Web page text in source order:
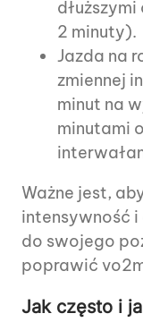
2 minuty).
Jazda na
zmiennej
minut na
minutami
Ważne jest,
intensywność
do swojego
poprawić
Jak często i